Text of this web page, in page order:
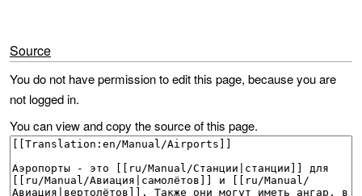
Source
You do not have permission to edit this page, because you are
not logged in.
You can view and copy the source of this page.